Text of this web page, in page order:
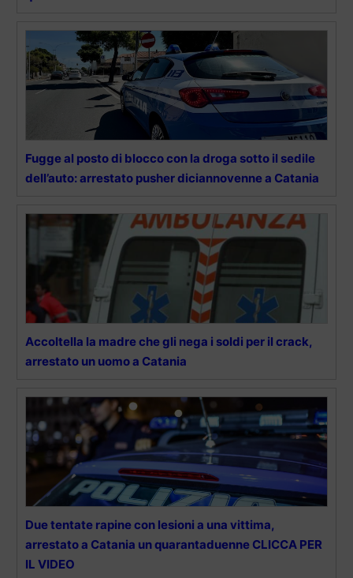
Fugge al posto di blocco con la droga sotto il sedile
dell’auto: arrestato pusher diciannovenne a Catania
Accoltella la madre che gli nega i soldi per il crack,
arrestato un uomo a Catania
Due tentate rapine con lesioni a una vittima,
arrestato a Catania un quarantaduenne CLICCA PER
IL VIDEO